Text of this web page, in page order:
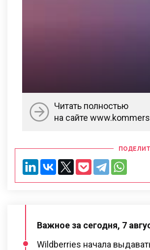
Читать полностью
на сайте
Важное за сегодня, 7
Wildberries начала